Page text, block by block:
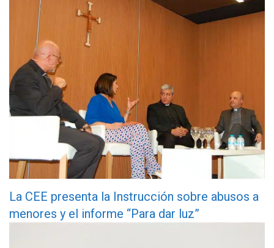
La CEE presenta la Instrucción sobre abusos a
menores y el informe “Para dar luz”